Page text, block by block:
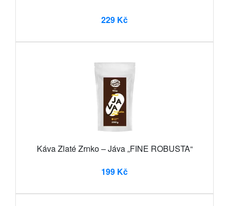
229 Kč
Káva Zlaté Zrnko – Jáva „FINE ROBUSTA“
199 Kč